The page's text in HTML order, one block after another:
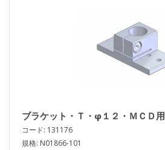
ブラケット・Ｔ・φ１２・ＭＣＤ用
コード: 131176
規格: N01866-101